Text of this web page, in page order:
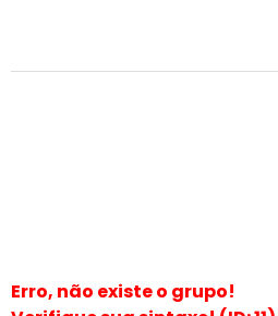
Erro, não existe o grupo!